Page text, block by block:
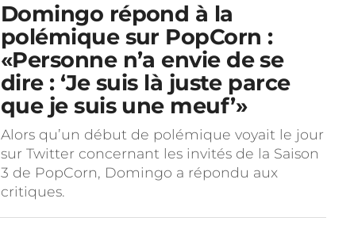
Domingo répond à la
polémique sur PopCorn :
«Personne n’a envie de se
dire : ‘Je suis là juste parce
que je suis une meuf’»
Alors qu’un début de polémique voyait le jour
sur Twitter concernant les invités de la Saison
3 de PopCorn, Domingo a répondu aux
critiques.